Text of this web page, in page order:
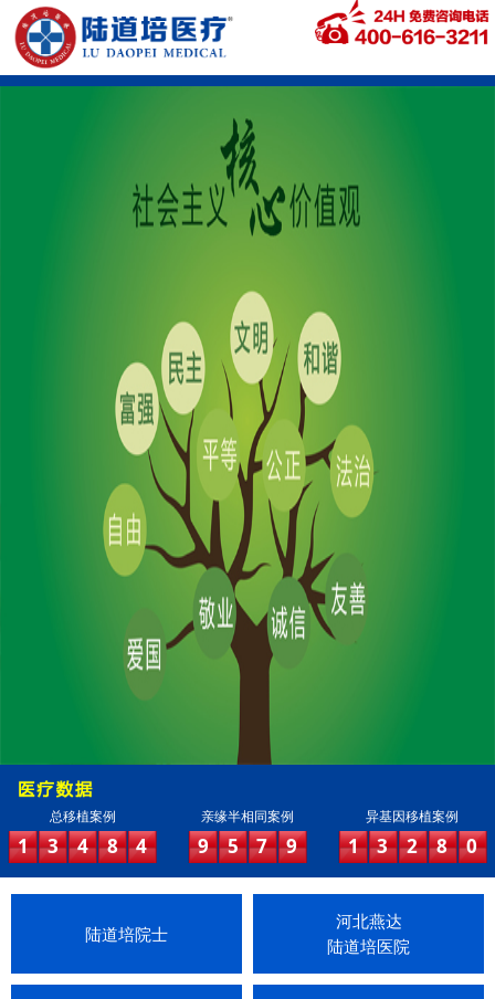
总移植案例
1 3 4 8 4
亲缘半相同案例
9 5 7 9
异基因移植案例
1 3 2 8 0
陆道培院士
河北燕达
陆道培医院